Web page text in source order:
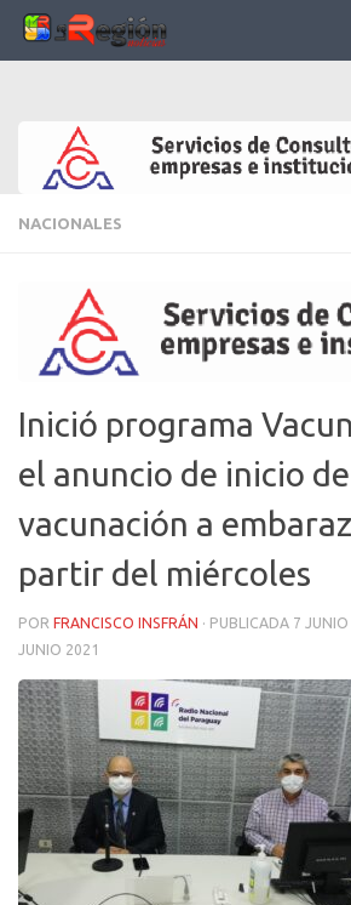
Saltar al contenido
NACIONALES
Inició programa
el anuncio de inicio de
vacunación a
partir del miércoles
POR FRANCISCO INSFRÁN · PUBLICADA 7 JUNIO
JUNIO 2021